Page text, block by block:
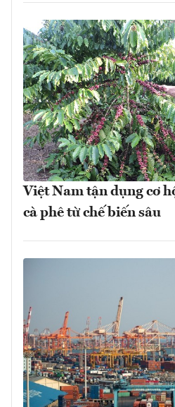
Việt Nam tận dụng cơ
cà phê từ chế biến sâu